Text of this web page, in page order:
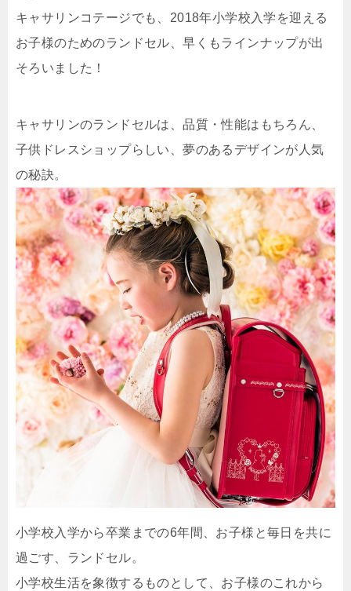
キャサリンコテージでも、2018年小学校入学を迎える
お子様のためのランドセル、早くもラインナップが出
そろいました！
キャサリンのランドセルは、品質・性能はもちろん、
子供ドレスショップらしい、夢のあるデザインが人気
の秘訣。
小学校入学から卒業までの6年間、お子様と毎日を共に
過ごす、ランドセル。
小学校生活を象徴するものとして、お子様のこれから